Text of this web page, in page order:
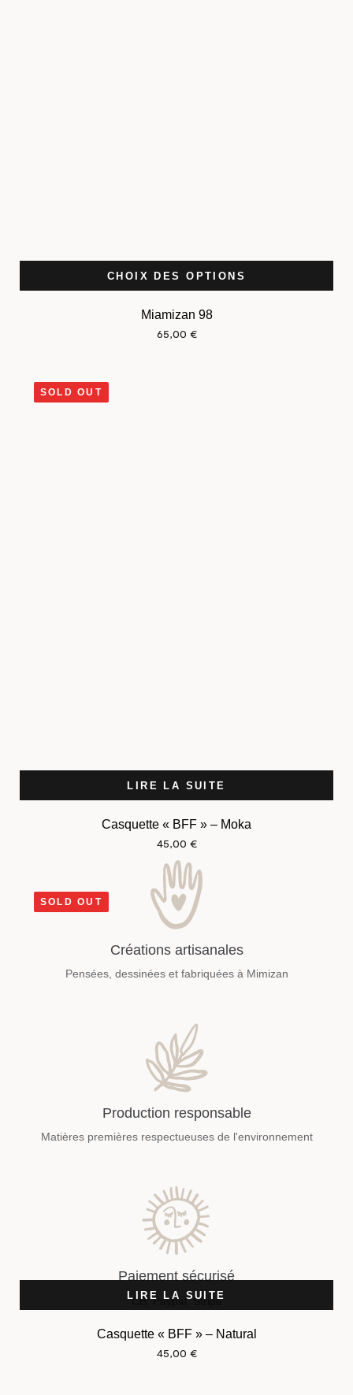
CHOIX DES OPTIONS
Miamizan 98
65,00 €
SOLD OUT
LIRE LA SUITE
Casquette « BFF » – Moka
45,00 €
SOLD OUT
LIRE LA SUITE
Casquette « BFF » – Natural
45,00 €
Créations artisanales
Pensées, dessinées et fabriquées à Mimizan
Production responsable
Matières premières respectueuses de l'environnement
Paiement sécurisé
CB, Paypal, Stripe